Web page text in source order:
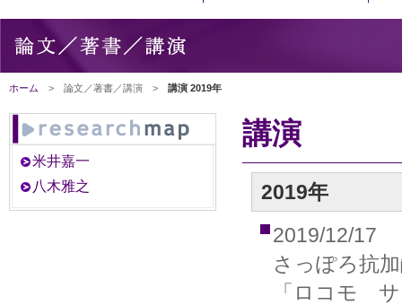
ホーム > 論文／著書／講演 > 講演 2019年
米井嘉一
八木雅之
講演
2019年
2019/12/17
さっぽろ抗
「ロコモ